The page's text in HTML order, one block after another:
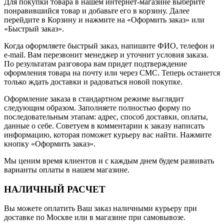
понравившийся товар и добавьте его в корзину. Далее
перейдите в Корзину и нажмите на «Оформить заказ» или
«Быстрый заказ».
Когда оформляете быстрый заказ, напишите ФИО, телефон и
e-mail. Вам перезвонит менеджер и уточнит условия заказа.
По результатам разговора вам придет подтверждение
оформления товара на почту или через СМС. Теперь останется
только ждать доставки и радоваться новой покупке.
Оформление заказа в стандартном режиме выглядит
следующим образом. Заполняете полностью форму по
последовательным этапам: адрес, способ доставки, оплаты,
данные о себе. Советуем в комментарии к заказу написать
информацию, которая поможет курьеру вас найти. Нажмите
кнопку «Оформить заказ».
Мы ценим время клиентов и с каждым днем будем развивать
варианты оплаты в нашем магазине.
НАЛИЧНЫЙ РАСЧЕТ
Вы можете оплатить Ваш заказ наличными курьеру при
доставке по Москве или в магазине при самовывозе.